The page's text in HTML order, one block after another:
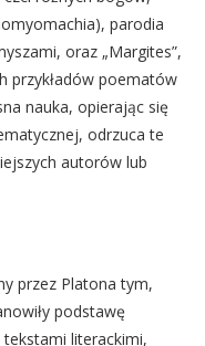
parodia
oraz „Margites”,
przykładów poematów
nauka, opierając się
odrzuca te
autorów lub
przez Platona tym,
podstawę
tekstami literackimi,